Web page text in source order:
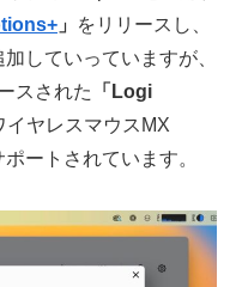
」
をリリースし、
していっていますが、
スされた
「Logi
イヤレスマウスMX
ートされています。